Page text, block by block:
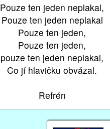
Pouze ten jeden neplakal,
Pouze ten jeden neplakal
Pouze ten jeden,
Pouze ten jeden,
pouze ten jeden neplakal,
Co jí hlavičku obvázal.
Refrén